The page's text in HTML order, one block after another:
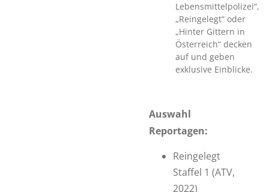
Lebensmittelpolizei“,
„Reingelegt“ oder
„Hinter Gittern in
Österreich“ decken
auf und geben
exklusive Einblicke.
Auswahl
Reportagen:
Reingelegt
Staffel 1 (ATV,
2022)